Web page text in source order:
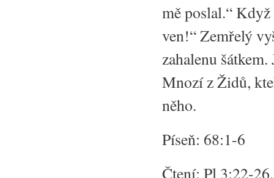
mě poslal.“
ven!“ Zemřelý
zahalenu
Mnozí z Židů,
něho.
Píseň: 68:1-6
Čtení: Pl 3:22-